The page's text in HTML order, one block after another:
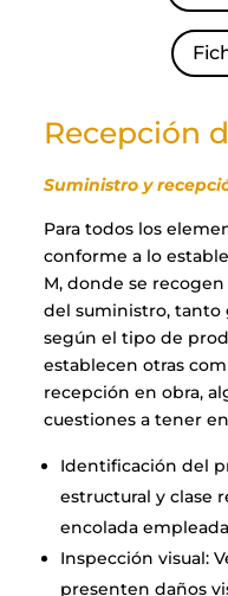
Recepción
Suministro y
Para todos los
conforme a lo
M, donde se
del suministro, tanto
según el tipo de
establecen otras
recepción en obra,
cuestiones a tener
Identificación del
estructural y clase
encolada
Inspección visual:
presenten daños